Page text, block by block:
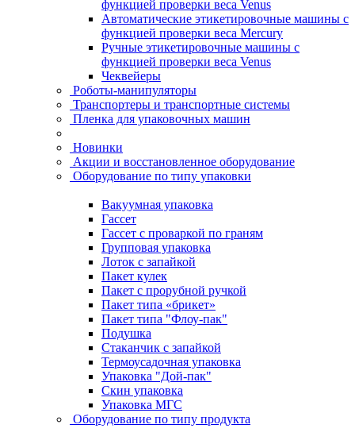
функцией проверки веса Venus
Автоматические этикетировочные машины с
функцией проверки веса Mercury
Ручные этикетировочные машины с
функцией проверки веса Venus
Чеквейеры
Роботы-манипуляторы
Транспортеры и транспортные системы
Пленка для упаковочных машин
Новинки
Акции и восстановленное оборудование
Оборудование по типу упаковки
Вакуумная упаковка
Гассет
Гассет с проваркой по граням
Групповая упаковка
Лоток с запайкой
Пакет кулек
Пакет с прорубной ручкой
Пакет типа «брикет»
Пакет типа "Флоу-пак"
Подушка
Стаканчик с запайкой
Термоусадочная упаковка
Упаковка "Дой-пак"
Скин упаковка
Упаковка МГС
Оборудование по типу продукта